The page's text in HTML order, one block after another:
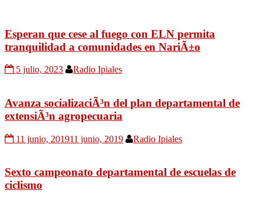
Esperan que cese al fuego con ELN permita
tranquilidad a comunidades en NariÃ±o
5 julio, 2023 Radio Ipiales
Avanza socializaciÃ³n del plan departamental de
extensiÃ³n agropecuaria
11 junio, 201911 junio, 2019 Radio Ipiales
Sexto campeonato departamental de escuelas de
ciclismo